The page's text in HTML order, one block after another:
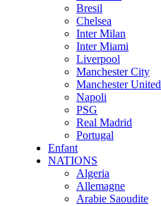
Bresil
Chelsea
Inter Milan
Inter Miami
Liverpool
Manchester City
Manchester United
Napoli
PSG
Real Madrid
Portugal
Enfant
NATIONS
Algeria
Allemagne
Arabie Saoudite